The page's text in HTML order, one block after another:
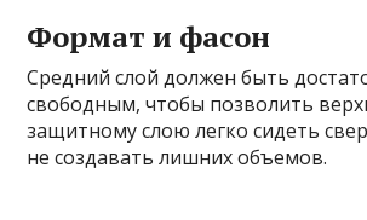
Формат и фасон
Средний слой должен быть
свободным, чтобы позволить
защитному слою легко сидеть
не создавать лишних объемов.